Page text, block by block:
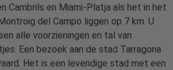
Cambrils en Miami-Platja als het in het
del Campo liggen op 7 km. U
alle voorzieningen en tal van
Een bezoek aan de stad Tarragona
Het is een levendige stad met een